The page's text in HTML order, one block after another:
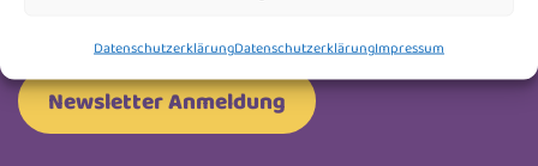
DatenschutzerklärungDatenschutzerklärungImpressum
Newsletter Anmeldung